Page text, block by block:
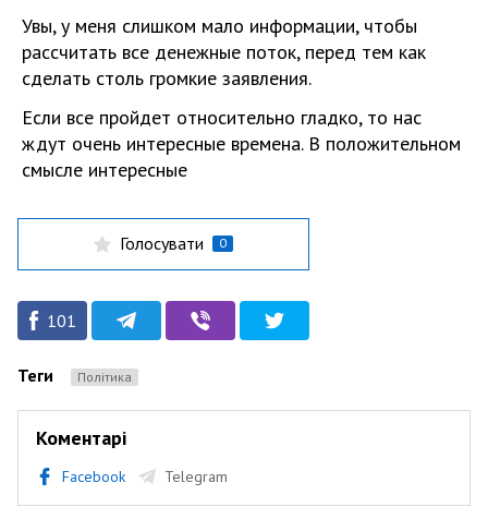
Увы, у меня слишком мало информации, чтобы
рассчитать все денежные поток, перед тем как
сделать столь громкие заявления.
Если все пройдет относительно гладко, то нас
ждут очень интересные времена. В положительном
смысле интересные
Голосувати 0
101
Теги Політика
Коментарі
Facebook Telegram